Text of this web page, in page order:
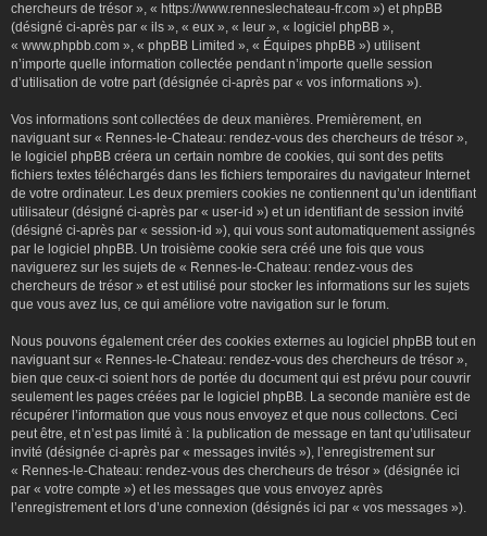
chercheurs de trésor », « https://www.renneslechateau-fr.com ») et phpBB
(désigné ci-après par « ils », « eux », « leur », « logiciel phpBB »,
« www.phpbb.com », « phpBB Limited », « Équipes phpBB ») utilisent
n’importe quelle information collectée pendant n’importe quelle session
d’utilisation de votre part (désignée ci-après par « vos informations »).
Vos informations sont collectées de deux manières. Premièrement, en
naviguant sur « Rennes-le-Chateau: rendez-vous des chercheurs de trésor »,
le logiciel phpBB créera un certain nombre de cookies, qui sont des petits
fichiers textes téléchargés dans les fichiers temporaires du navigateur Internet
de votre ordinateur. Les deux premiers cookies ne contiennent qu’un identifiant
utilisateur (désigné ci-après par « user-id ») et un identifiant de session invité
(désigné ci-après par « session-id »), qui vous sont automatiquement assignés
par le logiciel phpBB. Un troisième cookie sera créé une fois que vous
naviguerez sur les sujets de « Rennes-le-Chateau: rendez-vous des
chercheurs de trésor » et est utilisé pour stocker les informations sur les sujets
que vous avez lus, ce qui améliore votre navigation sur le forum.
Nous pouvons également créer des cookies externes au logiciel phpBB tout en
naviguant sur « Rennes-le-Chateau: rendez-vous des chercheurs de trésor »,
bien que ceux-ci soient hors de portée du document qui est prévu pour couvrir
seulement les pages créées par le logiciel phpBB. La seconde manière est de
récupérer l’information que vous nous envoyez et que nous collectons. Ceci
peut être, et n’est pas limité à : la publication de message en tant qu’utilisateur
invité (désignée ci-après par « messages invités »), l’enregistrement sur
« Rennes-le-Chateau: rendez-vous des chercheurs de trésor » (désignée ici
par « votre compte ») et les messages que vous envoyez après
l’enregistrement et lors d’une connexion (désignés ici par « vos messages »).